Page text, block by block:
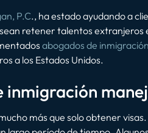
P.C., ha estado ayudando a
retener talentos
abogados de
a los Estados Unidos.
inmigración
más que solo obtener